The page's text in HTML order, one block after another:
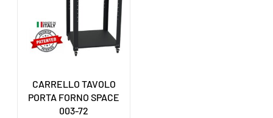
CARRELLO TAVOLO
PORTA FORNO SPACE
003-72